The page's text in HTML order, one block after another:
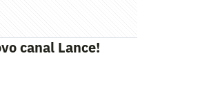
canal Lance!